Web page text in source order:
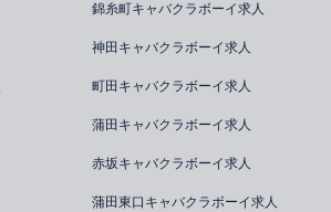
錦糸町キャバクラボーイ求人
神田キャバクラボーイ求人
町田キャバクラボーイ求人
蒲田キャバクラボーイ求人
赤坂キャバクラボーイ求人
蒲田東口キャバクラボーイ求人